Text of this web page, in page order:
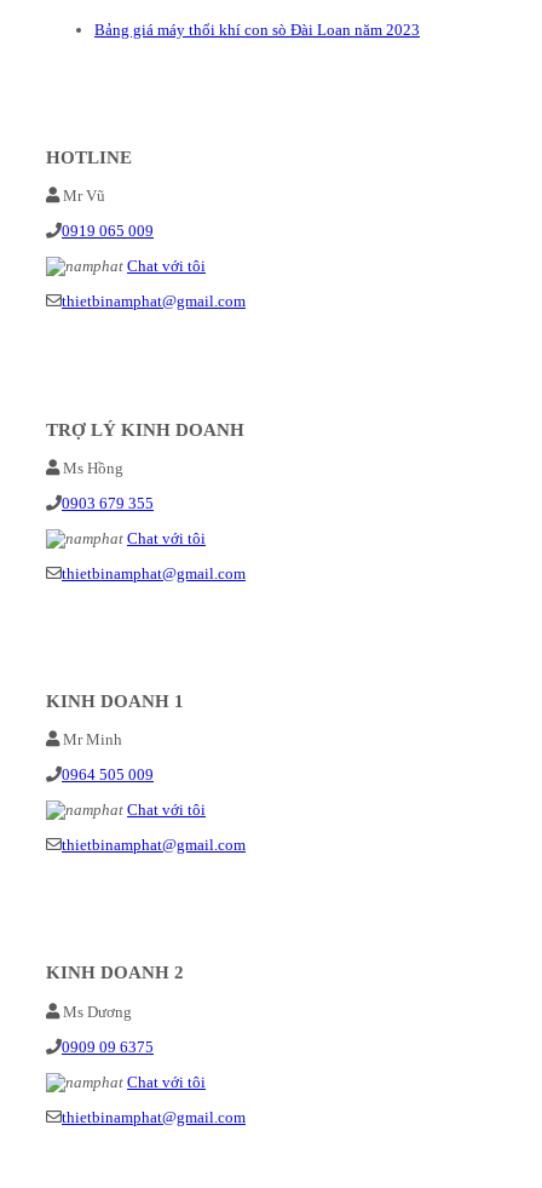
Bảng giá máy thổi khí con sò Đài Loan năm 2023
HOTLINE
Mr Vũ
0919 065 009
Chat với tôi
thietbinamphat@gmail.com
TRỢ LÝ KINH DOANH
Ms Hồng
0903 679 355
Chat với tôi
thietbinamphat@gmail.com
KINH DOANH 1
Mr Minh
0964 505 009
Chat với tôi
thietbinamphat@gmail.com
KINH DOANH 2
Ms Dương
0909 09 6375
Chat với tôi
thietbinamphat@gmail.com